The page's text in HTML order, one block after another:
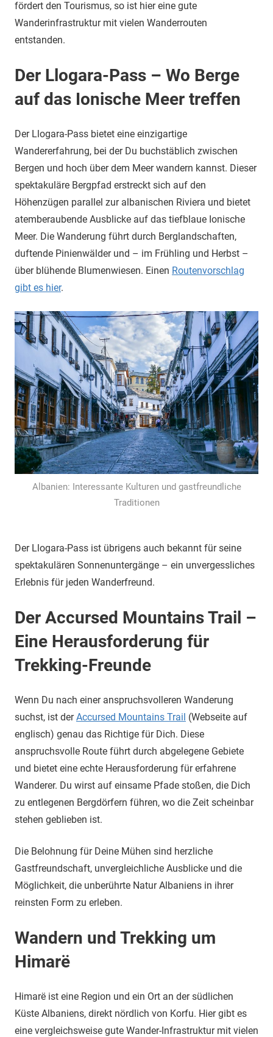
fördert den Tourismus, so ist hier eine gute
Wanderinfrastruktur mit vielen Wanderrouten
entstanden.
Der Llogara-Pass – Wo Berge
auf das Ionische Meer treffen
Der Llogara-Pass bietet eine einzigartige
Wandererfahrung, bei der Du buchstäblich zwischen
Bergen und hoch über dem Meer wandern kannst. Dieser
spektakuläre Bergpfad erstreckt sich auf den
Höhenzügen parallel zur albanischen Riviera und bietet
atemberaubende Ausblicke auf das tiefblaue Ionische
Meer. Die Wanderung führt durch Berglandschaften,
duftende Pinienwälder und – im Frühling und Herbst –
über blühende Blumenwiesen. Einen Routenvorschlag
gibt es hier.
Albanien: Interessante Kulturen und gastfreundliche
Traditionen
Der Llogara-Pass ist übrigens auch bekannt für seine
spektakulären Sonnenuntergänge – ein unvergessliches
Erlebnis für jeden Wanderfreund.
Der Accursed Mountains Trail –
Eine Herausforderung für
Trekking-Freunde
Wenn Du nach einer anspruchsvolleren Wanderung
suchst, ist derAccursed Mountains Trail (Webseite auf
englisch) genau das Richtige für Dich. Diese
anspruchsvolle Route führt durch abgelegene Gebiete
und bietet eine echte Herausforderung für erfahrene
Wanderer. Du wirst auf einsame Pfade stoßen, die Dich
zu entlegenen Bergdörfern führen, wo die Zeit scheinbar
stehen geblieben ist.
Die Belohnung für Deine Mühen sind herzliche
Gastfreundschaft, unvergleichliche Ausblicke und die
Möglichkeit, die unberührte Natur Albaniens in ihrer
reinsten Form zu erleben.
Wandern und Trekking um
Himarë
Himarë ist eine Region und ein Ort an der südlichen
Küste Albaniens, direkt nördlich von Korfu. Hier gibt es
eine vergleichsweise gute Wander-Infrastruktur mit vielen